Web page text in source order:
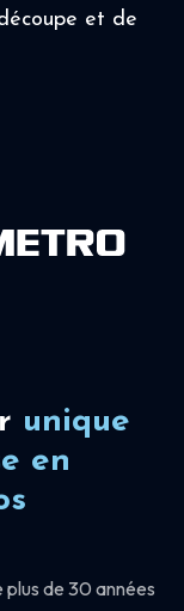
et de
unique
en
de 30 années